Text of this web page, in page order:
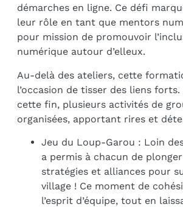
démarches en ligne. Ce défi
leur rôle en tant que mentors
pour mission de promouvoir
numérique autour d’elleux.
Au-delà des ateliers, cette
l’occasion de tisser des liens
cette fin, plusieurs activités de
organisées, apportant rires et
Jeu du Loup-Garou : Loin
a permis à chacun de
stratégies et alliances pour
village ! Ce moment de
l’esprit d’équipe, tout en